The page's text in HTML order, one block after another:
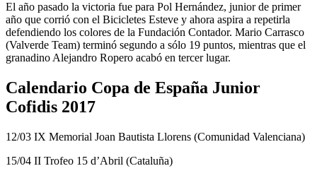
El año pasado la victoria fue para Pol Hernández, junior de primer
año que corrió con el Bicicletes Esteve y ahora aspira a repetirla
defendiendo los colores de la Fundación Contador. Mario Carrasco
(Valverde Team) terminó segundo a sólo 19 puntos, mientras que el
granadino Alejandro Ropero acabó en tercer lugar.
Calendario Copa de España Junior
Cofidis 2017
12/03 IX Memorial Joan Bautista Llorens (Comunidad Valenciana)
15/04 II Trofeo 15 d’Abril (Cataluña)